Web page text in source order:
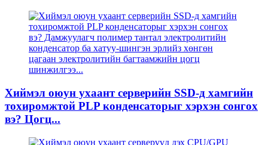
Хиймэл оюун ухаант серверийн SSD-д хамгийн
тохиромжтой PLP конденсаторыг хэрхэн сонгох
вэ? Цогц...